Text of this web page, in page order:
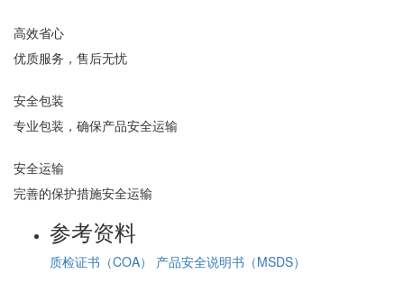
高效省心
优质服务，售后无忧
安全包装
专业包装，确保产品安全运输
安全运输
完善的保护措施安全运输
参考资料
质检证书（COA） 产品安全说明书（MSDS）